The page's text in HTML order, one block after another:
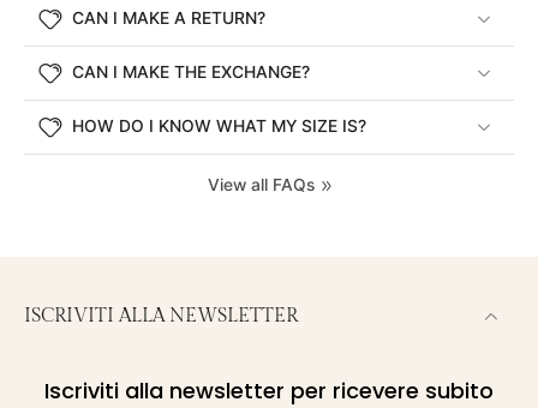
CAN I MAKE A RETURN?
CAN I MAKE THE EXCHANGE?
HOW DO I KNOW WHAT MY SIZE IS?
View all FAQs
ISCRIVITI ALLA NEWSLETTER
Iscriviti alla newsletter per ricevere subito